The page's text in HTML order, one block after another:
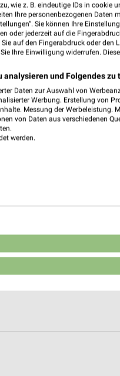
wie z. B. eindeutige IDs in cookie
Ihre personenbezogenen Daten
Sie können Ihre
oder jederzeit auf die
auf den Fingerabdruck oder den
Ihre Einwilligung widerrufen.
analysieren und Folgendes zu
Daten zur Auswahl von
Werbung. Erstellung von
Messung der Werbeleistung.
von Daten aus verschiedenen
werden.